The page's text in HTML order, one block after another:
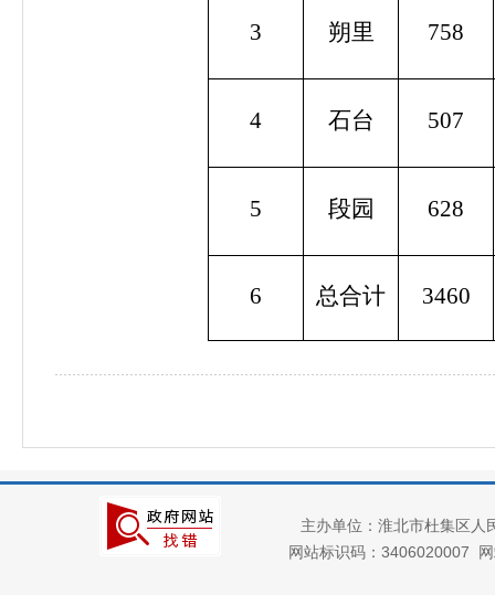
3 朔里 758
4 石台 507
5 段园 628
6 总合计 3460
主办单位：淮北市杜集区
网站标识码：3406020007